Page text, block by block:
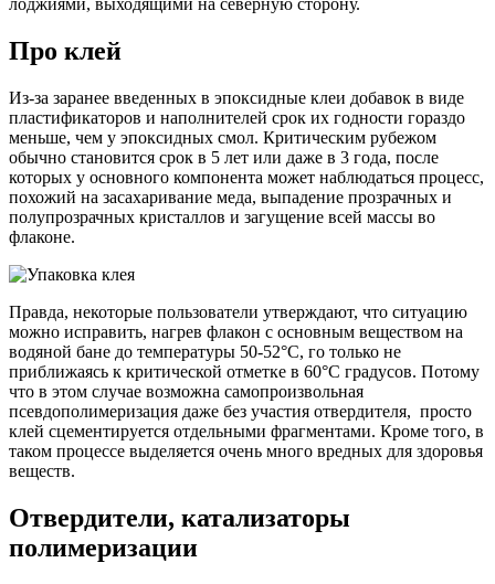
лоджиями, выходящими на северную сторону.
Про клей
Из-за заранее введенных в эпоксидные клеи добавок в виде
пластификаторов и наполнителей срок их годности гораздо
меньше, чем у эпоксидных смол. Критическим рубежом
обычно становится срок в 5 лет или даже в 3 года, после
которых у основного компонента может наблюдаться процесс,
похожий на засахаривание меда, выпадение прозрачных и
полупрозрачных кристаллов и загущение всей массы во
флаконе.
Правда, некоторые пользователи утверждают, что ситуацию
можно исправить, нагрев флакон с основным веществом на
водяной бане до температуры 50-52°C, го только не
приближаясь к критической отметке в 60°C градусов. Потому
что в этом случае возможна самопроизвольная
псевдополимеризация даже без участия отвердителя, просто
клей сцементируется отдельными фрагментами. Кроме того, в
таком процессе выделяется очень много вредных для здоровья
веществ.
Отвердители, катализаторы
полимеризации